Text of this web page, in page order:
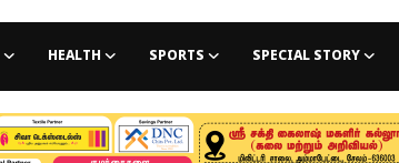
HEALTH SPORTS SPECIAL STORY